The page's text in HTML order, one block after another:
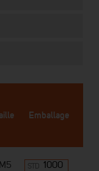
Emballage
M5 STD 1000